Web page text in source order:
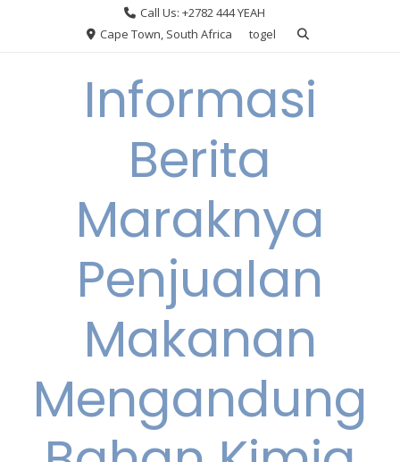
Call Us: +2782 444 YEAH
Cape Town, South Africa
togel
Informasi
Berita
Maraknya
Penjualan
Makanan
Mengandung